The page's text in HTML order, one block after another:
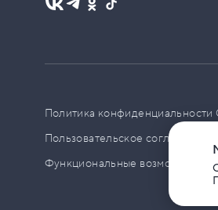
Политика
Пользовательское соглашение
Функциональные возможности